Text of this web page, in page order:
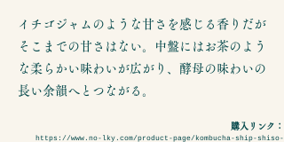
イチゴジャムのような甘さを感じる香りだが
そこまでの甘さはない。中盤にはお茶のよう
な柔らかい味わいが広がり、酵母の味わいの
長い余韻へとつながる。
購入リンク：
https://www.no-lky.com/product-page/kombucha-ship-shiso-